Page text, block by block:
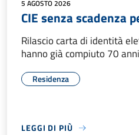
5 AGOSTO 2026
CIE senza scadenza
Rilascio carta di identità
hanno già compiuto 70 anni
Residenza
LEGGI DI PIÙ